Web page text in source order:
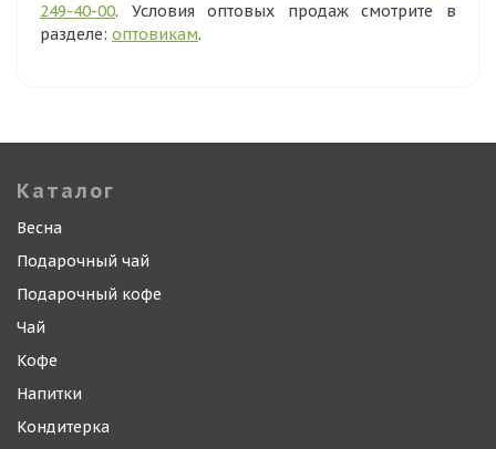
249-40-00. Условия оптовых продаж смотрите в
разделе: оптовикам.
Каталог
Весна
Подарочный чай
Подарочный кофе
Чай
Кофе
Напитки
Кондитерка